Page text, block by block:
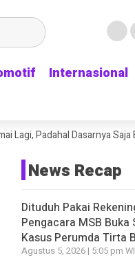
Internasional
Internasional
Dasarnya Saja Belum
News Recap
Dituduh Pakai
Pengacara MSB Buka
Kasus Perumda Tirta
Agustus 5, 2026 | 5:05 pm